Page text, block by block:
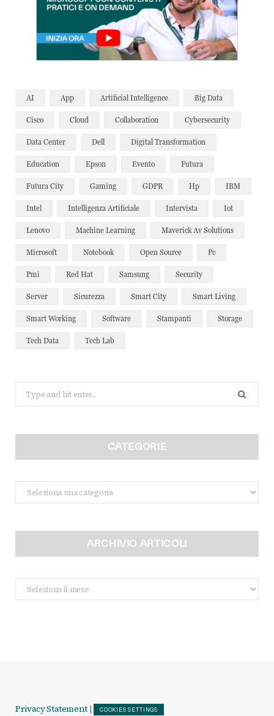
AI App Artificial Intelligence Big Data
Cisco Cloud Collaboration Cybersecurity
Data Center Dell Digital Transformation
Education Epson Evento Futura
Futura City Gaming GDPR Hp IBM
Intel Intelligenza Artificiale Intervista Iot
Lenovo Machine Learning Maverick Av Solutions
Microsoft Notebook Open Source Pc
Pmi Red Hat Samsung Security
Server Sicurezza Smart City Smart Living
Smart Working Software Stampanti Storage
Tech Data Tech Lab
for:
CATEGORIE
Categorie
ARCHIVIO ARTICOLI
Archivio
Articoli
Privacy Statement | COOKIES SETTINGS